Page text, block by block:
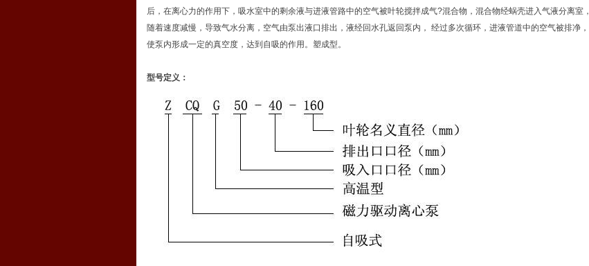
后，在离心力的作用下，吸水室中的剩余液与进液管路中的空气被叶轮搅拌成气?混合物，混合物经蜗壳进入气液分离室，
随着速度减慢，导致气水分离，空气由泵出液口排出，液经回水孔返回泵内， 经过多次循环，进液管道中的空气被排净，
使泵内形成一定的真空度，达到自吸的作用。塑成型。
型号定义：